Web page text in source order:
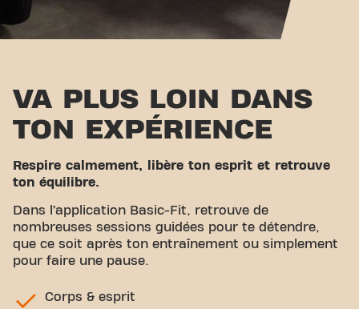
VA PLUS LOIN DANS
TON EXPÉRIENCE
Respire calmement, libère ton esprit et retrouve
ton équilibre.
Dans l’application Basic-Fit, retrouve de
nombreuses sessions guidées pour te détendre,
que ce soit après ton entraînement ou simplement
pour faire une pause.
Corps & esprit